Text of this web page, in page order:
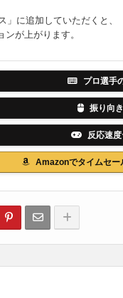
」に追加していただくと、
が上がります。
プロ選手
振り向
反応速
Amazonでタイムセー